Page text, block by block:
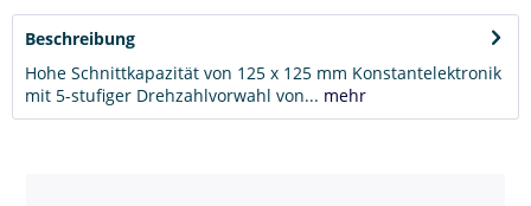
Beschreibung
Hohe Schnittkapazität von 125 x 125 mm Konstantelektronik
mit 5-stufiger Drehzahlvorwahl von... mehr